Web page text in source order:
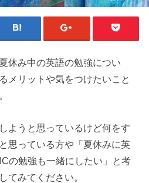
休み中の英語の勉強につい
メリットや気をつけたいこと
ようと思っているけど何をす
思っている方や「夏休みに英
の勉強も一緒にしたい」と考
てみてください。